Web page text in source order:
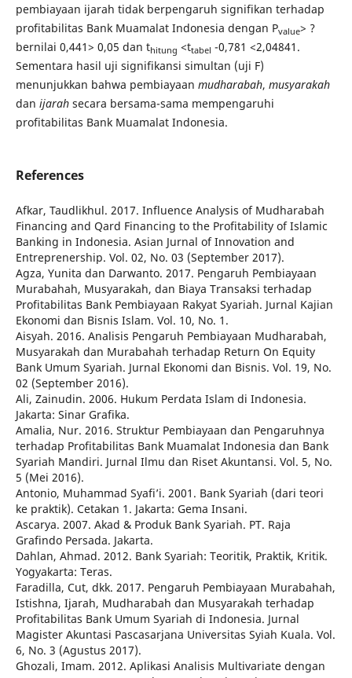
pembiayaan ijarah tidak berpengaruh signifikan terhadap
profitabilitas Bank Muamalat Indonesia dengan Pvalue> ?
bernilai 0,441> 0,05 dan thitung <ttabel -0,781 <2,04841.
Sementara hasil uji signifikansi simultan (uji F)
menunjukkan bahwa pembiayaan mudharabah, musyarakah
dan ijarahsecara bersama-sama mempengaruhi
profitabilitas Bank Muamalat Indonesia.
References
Afkar, Taudlikhul. 2017. Influence Analysis of Mudharabah
Financing and Qard Financing to the Profitability of Islamic
Banking in Indonesia. Asian Jurnal of Innovation and
Entreprenership. Vol. 02, No. 03 (September 2017).
Agza, Yunita dan Darwanto. 2017. Pengaruh Pembiayaan
Murabahah, Musyarakah, dan Biaya Transaksi terhadap
Profitabilitas Bank Pembiayaan Rakyat Syariah. Jurnal Kajian
Ekonomi dan Bisnis Islam. Vol. 10, No. 1.
Aisyah. 2016. Analisis Pengaruh Pembiayaan Mudharabah,
Musyarakah dan Murabahah terhadap Return On Equity
Bank Umum Syariah. Jurnal Ekonomi dan Bisnis. Vol. 19, No.
02 (September 2016).
Ali, Zainudin. 2006. Hukum Perdata Islam di Indonesia.
Jakarta: Sinar Grafika.
Amalia, Nur. 2016. Struktur Pembiayaan dan Pengaruhnya
terhadap Profitabilitas Bank Muamalat Indonesia dan Bank
Syariah Mandiri. Jurnal Ilmu dan Riset Akuntansi. Vol. 5, No.
5 (Mei 2016).
Antonio, Muhammad Syafi’i. 2001. Bank Syariah (dari teori
ke praktik). Cetakan 1. Jakarta: Gema Insani.
Ascarya. 2007. Akad & Produk Bank Syariah. PT. Raja
Grafindo Persada. Jakarta.
Dahlan, Ahmad. 2012. Bank Syariah: Teoritik, Praktik, Kritik.
Yogyakarta: Teras.
Faradilla, Cut, dkk. 2017. Pengaruh Pembiayaan Murabahah,
Istishna, Ijarah, Mudharabah dan Musyarakah terhadap
Profitabilitas Bank Umum Syariah di Indonesia. Jurnal
Magister Akuntasi Pascasarjana Universitas Syiah Kuala. Vol.
6, No. 3 (Agustus 2017).
Ghozali, Imam. 2012. Aplikasi Analisis Multivariate dengan